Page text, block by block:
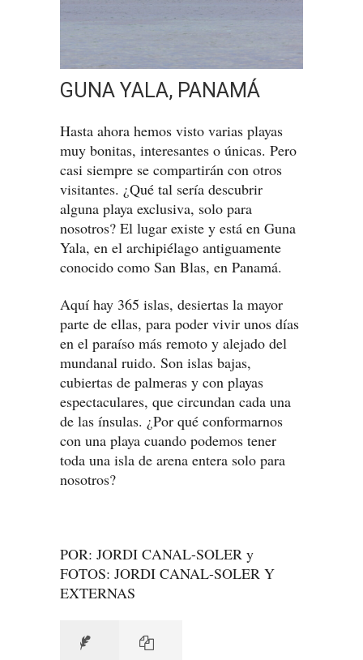
GUNA YALA, PANAMÁ
Hasta ahora hemos visto varias playas
muy bonitas, interesantes o únicas. Pero
casi siempre se compartirán con otros
visitantes. ¿Qué tal sería descubrir
alguna playa exclusiva, solo para
nosotros? El lugar existe y está en Guna
Yala, en el archipiélago antiguamente
conocido como San Blas, en Panamá.
Aquí hay 365 islas, desiertas la mayor
parte de ellas, para poder vivir unos días
en el paraíso más remoto y alejado del
mundanal ruido. Son islas bajas,
cubiertas de palmeras y con playas
espectaculares, que circundan cada una
de las ínsulas. ¿Por qué conformarnos
con una playa cuando podemos tener
toda una isla de arena entera solo para
nosotros?
POR: JORDI CANAL-SOLER y
FOTOS: JORDI CANAL-SOLER Y
EXTERNAS